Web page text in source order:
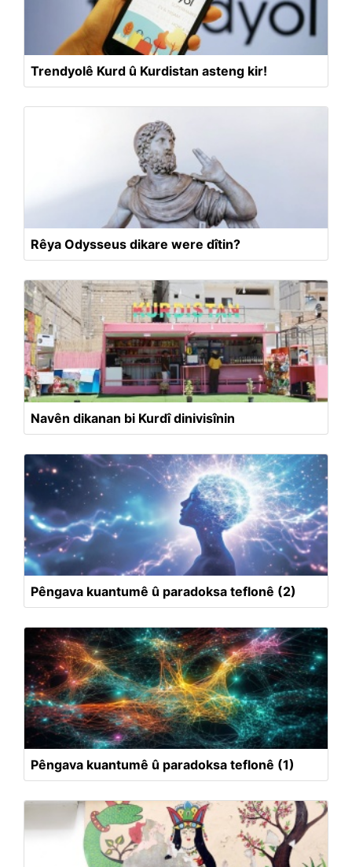
Trendyolê Kurd û Kurdistan asteng kir!
Rêya Odysseus dikare were dîtin?
Navên dikanan bi Kurdî dinivisînin
Pêngava kuantumê û paradoksa teflonê (2)
Pêngava kuantumê û paradoksa teflonê (1)